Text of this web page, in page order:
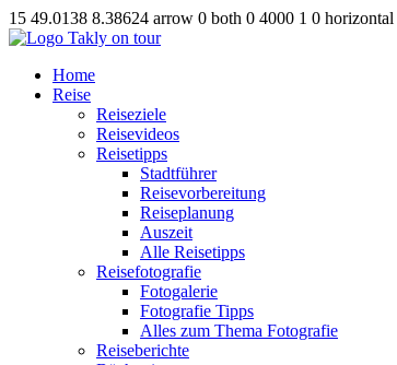
15 49.0138 8.38624 arrow 0 both 0 4000 1 0 horizontal
Home
Reise
Reiseziele
Reisevideos
Reisetipps
Stadtführer
Reisevorbereitung
Reiseplanung
Auszeit
Alle Reisetipps
Reisefotografie
Fotogalerie
Fotografie Tipps
Alles zum Thema Fotografie
Reiseberichte